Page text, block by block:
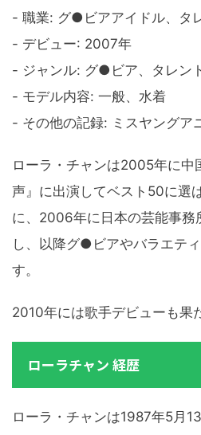
- 職業: グ●ビアアイドル、タ
- デビュー: 2007年
- ジャンル: グ●ビア、タレン
- モデル内容: 一般、水着
- その他の記録: ミスヤングア
ローラ・チャンは2005年に中
声』に出演してベスト50に選
に、2006年に日本の芸能事務
し、以降グ●ビアやバラエテ
す。
2010年には歌手デビューも果
ローラチャン 経歴
ローラ・チャンは1987年5月